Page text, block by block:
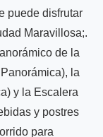
puede disfrutar
Maravillosa;.
de la
la
y la Escalera
y postres
para